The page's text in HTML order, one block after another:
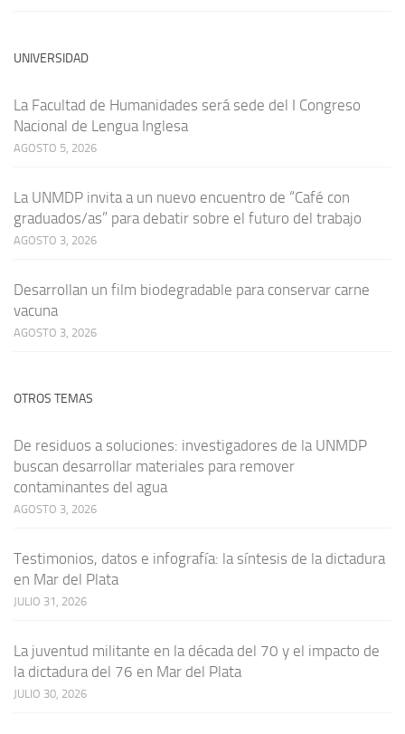
UNIVERSIDAD
La Facultad de Humanidades será sede del I Congreso
Nacional de Lengua Inglesa
AGOSTO 5, 2026
La UNMDP invita a un nuevo encuentro de “Café con
graduados/as” para debatir sobre el futuro del trabajo
AGOSTO 3, 2026
Desarrollan un film biodegradable para conservar carne
vacuna
AGOSTO 3, 2026
OTROS TEMAS
De residuos a soluciones: investigadores de la UNMDP
buscan desarrollar materiales para remover
contaminantes del agua
AGOSTO 3, 2026
Testimonios, datos e infografía: la síntesis de la dictadura
en Mar del Plata
JULIO 31, 2026
La juventud militante en la década del 70 y el impacto de
la dictadura del 76 en Mar del Plata
JULIO 30, 2026